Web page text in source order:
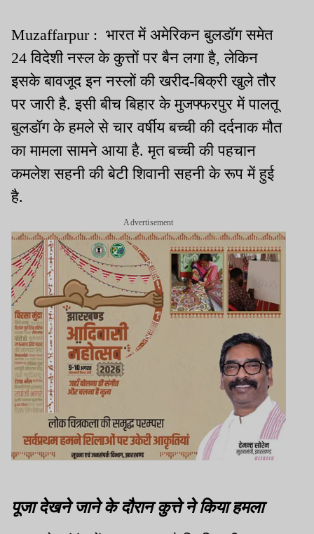
Muzaffarpur : भारत में अमेरिकन बुलडॉग समेत
24 विदेशी नस्ल के कुत्तों पर बैन लगा है, लेकिन
इसके बावजूद इन नस्लों की खरीद-बिक्री खुले तौर
पर जारी है. इसी बीच बिहार के मुजफ्फरपुर में पालतू
बुलडॉग के हमले से चार वर्षीय बच्ची की दर्दनाक मौत
का मामला सामने आया है. मृत बच्ची की पहचान
कमलेश सहनी की बेटी शिवानी सहनी के रूप में हुई
है.
Advertisement
पूजा देखने जाने के दौरान कुत्ते ने किया हमला